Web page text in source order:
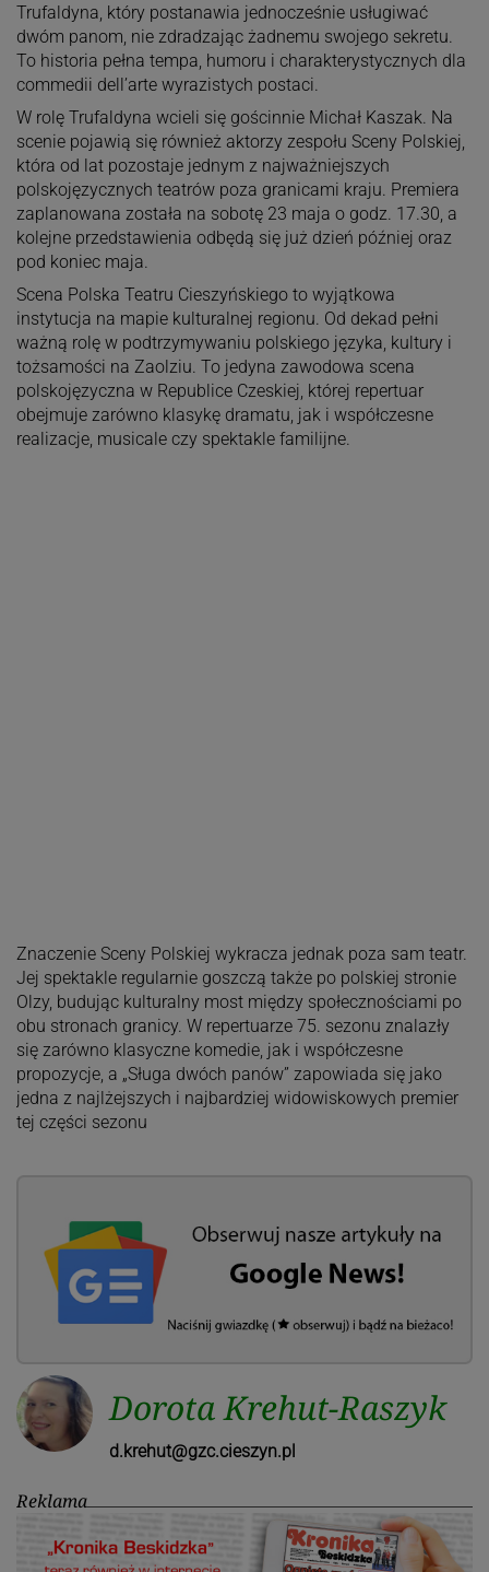
Trufaldyna, który postanawia jednocześnie usługiwać
dwóm panom, nie zdradzając żadnemu swojego sekretu.
To historia pełna tempa, humoru i charakterystycznych dla
commedii dell’arte wyrazistych postaci.
W rolę Trufaldyna wcieli się gościnnie Michał Kaszak. Na
scenie pojawią się również aktorzy zespołu Sceny Polskiej,
która od lat pozostaje jednym z najważniejszych
polskojęzycznych teatrów poza granicami kraju. Premiera
zaplanowana została na sobotę 23 maja o godz. 17.30, a
kolejne przedstawienia odbędą się już dzień później oraz
pod koniec maja.
Scena Polska Teatru Cieszyńskiego to wyjątkowa
instytucja na mapie kulturalnej regionu. Od dekad pełni
ważną rolę w podtrzymywaniu polskiego języka, kultury i
tożsamości na Zaolziu. To jedyna zawodowa scena
polskojęzyczna w Republice Czeskiej, której repertuar
obejmuje zarówno klasykę dramatu, jak i współczesne
realizacje, musicale czy spektakle familijne.
Znaczenie Sceny Polskiej wykracza jednak poza sam teatr.
Jej spektakle regularnie goszczą także po polskiej stronie
Olzy, budując kulturalny most między społecznościami po
obu stronach granicy. W repertuarze 75. sezonu znalazły
się zarówno klasyczne komedie, jak i współczesne
propozycje, a „Sługa dwóch panów” zapowiada się jako
jedna z najlżejszych i najbardziej widowiskowych premier
tej części sezonu
Dorota Krehut-Raszyk
d.krehut@gzc.cieszyn.pl
Reklama